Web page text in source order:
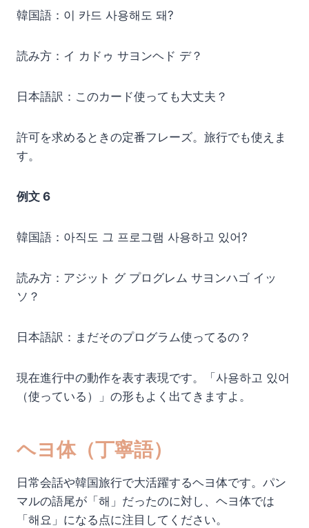
韓国語：이 카드 사용해도 돼?
読み方：イ カドゥ サヨンヘド デ？
日本語訳：このカード使っても大丈夫？
許可を求めるときの定番フレーズ。旅行でも使えま
す。
例文 6
韓国語：아직도 그 프로그램 사용하고 있어?
読み方：アジット グ プログレム サヨンハゴ イッ
ソ？
日本語訳：まだそのプログラム使ってるの？
現在進行中の動作を表す表現です。「사용하고 있어
（使っている）」の形もよく出てきますよ。
ヘヨ体（丁寧語）
日常会話や韓国旅行で大活躍するヘヨ体です。パン
マルの語尾が「해」だったのに対し、ヘヨ体では
「해요」になる点に注目してください。